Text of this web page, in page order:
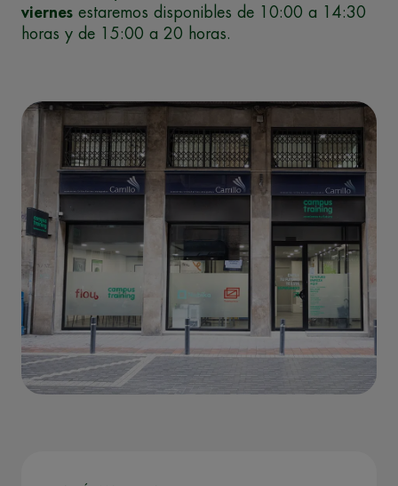
viernes estaremos disponibles de 10:00 a 14:30
horas y de 15:00 a 20 horas.